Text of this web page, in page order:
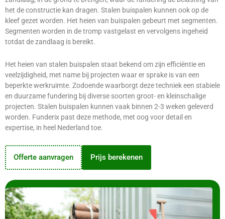
het de constructie kan dragen. Stalen buispalen kunnen ook op de
kleef gezet worden. Het heien van buispalen gebeurt met segmenten.
Segmenten worden in de tromp vastgelast en vervolgens ingeheid
totdat de zandlaag is bereikt.
Het heien van stalen buispalen staat bekend om zijn efficiëntie en
veelzijdigheid, met name bij projecten waar er sprake is van een
beperkte werkruimte. Zodoende waarborgt deze techniek een stabiele
en duurzame fundering bij diverse soorten groot- en kleinschalige
projecten. Stalen buispalen kunnen vaak binnen 2-3 weken geleverd
worden. Funderix past deze methode, met oog voor detail en
expertise, in heel Nederland toe.
Offerte aanvragen Prijs berekenen